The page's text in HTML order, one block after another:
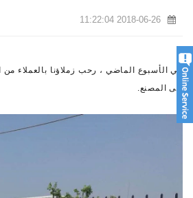
2018-06-26 11:22:04
في الأسبوع الماضي ، رحب زملاؤنا بالعملاء
إلى المصنع.